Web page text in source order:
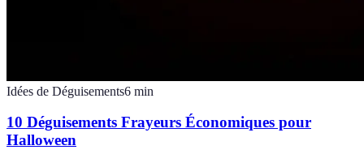
Idées de Déguisements6 min
10 Déguisements Frayeurs Économiques pour
Halloween